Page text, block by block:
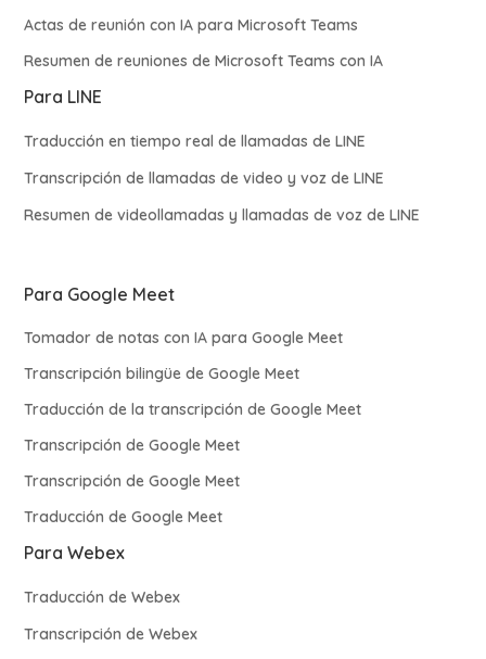
Actas de reunión con IA para Microsoft Teams
Resumen de reuniones de Microsoft Teams con IA
Para LINE
Traducción en tiempo real de llamadas de LINE
Transcripción de llamadas de video y voz de LINE
Resumen de videollamadas y llamadas de voz de LINE
Para Google Meet
Tomador de notas con IA para Google Meet
Transcripción bilingüe de Google Meet
Traducción de la transcripción de Google Meet
Transcripción de Google Meet
Transcripción de Google Meet
Traducción de Google Meet
Para Webex
Traducción de Webex
Transcripción de Webex